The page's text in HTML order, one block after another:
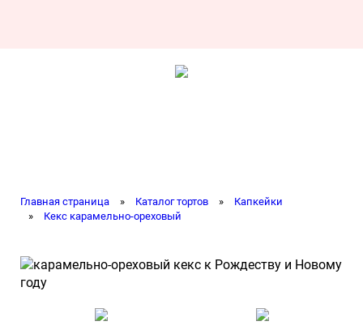
Главная страница » Каталог тортов »
Капкейки
»
Кекс карамельно-ореховый